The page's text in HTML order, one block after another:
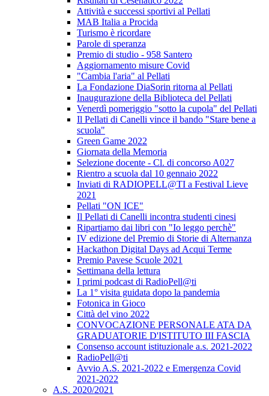
Attività e successi sportivi al Pellati
MAB Italia a Procida
Turismo è ricordare
Parole di speranza
Premio di studio - 958 Santero
Aggiornamento misure Covid
"Cambia l'aria" al Pellati
La Fondazione DiaSorin ritorna al Pellati
Inaugurazione della Biblioteca del Pellati
Venerdì pomeriggio "sotto la cupola" del Pellati
Il Pellati di Canelli vince il bando "Stare bene a
scuola"
Green Game 2022
Giornata della Memoria
Selezione docente - Cl. di concorso A027
Rientro a scuola dal 10 gennaio 2022
Inviati di RADIOPELL@TI a Festival Lieve
2021
Pellati "ON ICE"
Il Pellati di Canelli incontra studenti cinesi
Ripartiamo dai libri con "Io leggo perchè"
IV edizione del Premio di Storie di Alternanza
Hackathon Digital Days ad Acqui Terme
Premio Pavese Scuole 2021
Settimana della lettura
I primi podcast di RadioPell@ti
La 1° visita guidata dopo la pandemia
Fotonica in Gioco
Città del vino 2022
CONVOCAZIONE PERSONALE ATA DA
GRADUATORIE D'ISTITUTO III FASCIA
Consenso account istituzionale a.s. 2021-2022
RadioPell@ti
Avvio A.S. 2021-2022 e Emergenza Covid
2021-2022
A.S. 2020/2021